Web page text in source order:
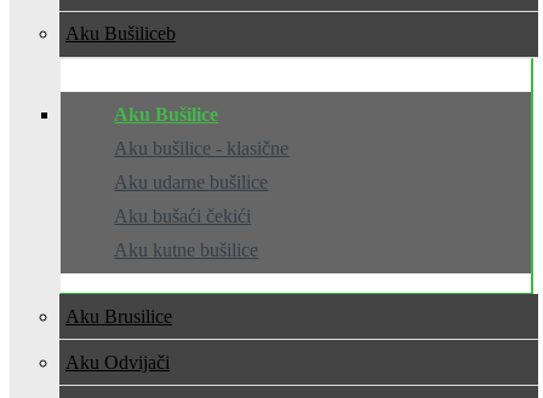
Aku Bušilice
Aku Bušilice
Aku bušilice - klasične
Aku udarne bušilice
Aku bušaći čekići
Aku kutne bušilice
Aku Brusilice
Aku Odvijači